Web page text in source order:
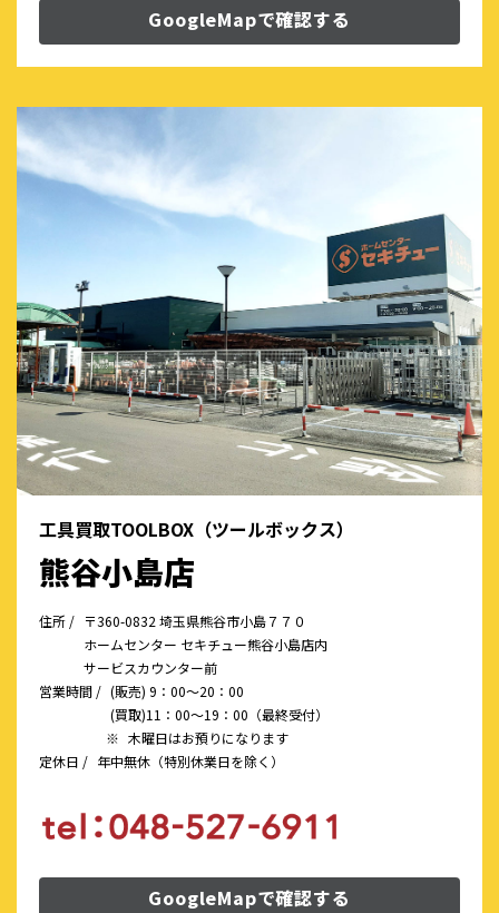
GoogleMapで確認する
工具買取TOOLBOX（ツールボックス）
熊谷小島店
住所 / 〒360-0832 埼玉県熊谷市小島７７０
ホームセンター セキチュー熊谷小島店内
サービスカウンター前
営業時間 / (販売) 9：00～20：00
(買取)11：00～19：00（最終受付）
※ 木曜日はお預りになります
定休日 / 年中無休（特別休業日を除く）
GoogleMapで確認する